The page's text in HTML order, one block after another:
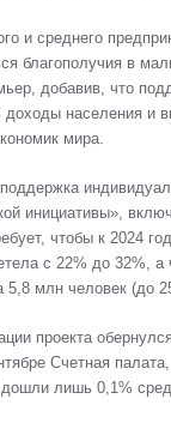
и среднего
благополучия в
добавив, что
доходы населения и
мира.
инициативы»,
чтобы к 2024
с 22% до 32%, а
5,8 млн человек (до
проекта
Счетная
лишь 0,1%